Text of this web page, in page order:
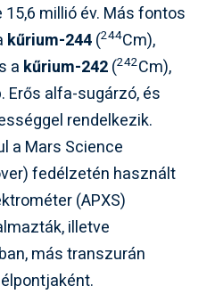
millió év. Más fontos
kűrium-244(244Cm),
a kűrium-242(242Cm),
Erős alfa-sugárzó, és
rendelkezik.
a Mars Science
fedélzetén használt
(APXS)
illetve
más transzurán